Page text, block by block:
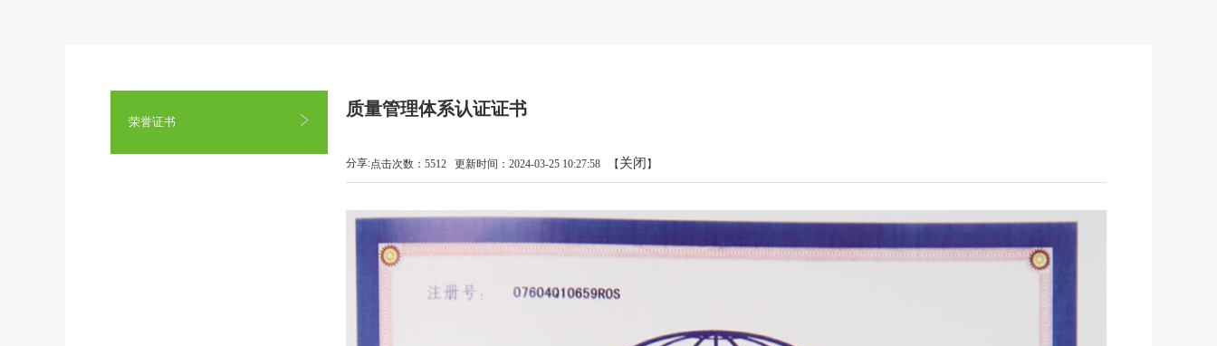
荣誉证书
质量管理体系认证证书
点击次数： 5512 更新时间：2024-03-25 10:27:58 【 关闭 】
分享: